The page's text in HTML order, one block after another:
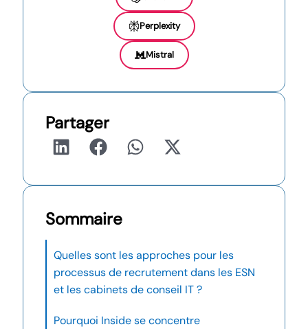
Perplexity
Mistral
Partager
Sommaire
Quelles sont les approches pour les
processus de recrutement dans les ESN
et les cabinets de conseil IT ?
Pourquoi Inside se concentre